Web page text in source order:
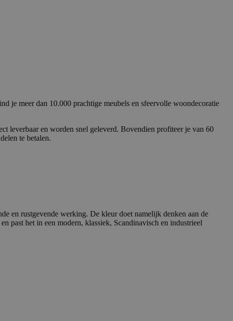
je meer dan 10.000 prachtige meubels en sfeervolle woondecoratie
leverbaar en worden snel geleverd. Bovendien profiteer je van 60
te betalen.
en rustgevende werking. De kleur doet namelijk denken aan de
past het in een modern, klassiek, Scandinavisch en industrieel